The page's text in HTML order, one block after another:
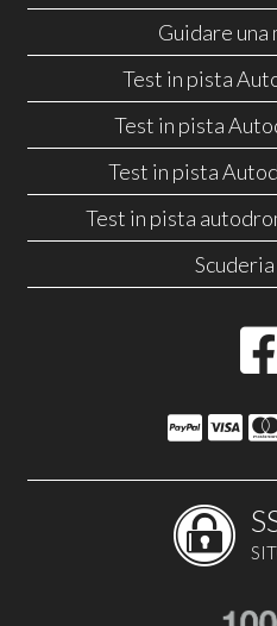
Guidare una
Test in pista
Test in pista
Test in pista
Test in pista